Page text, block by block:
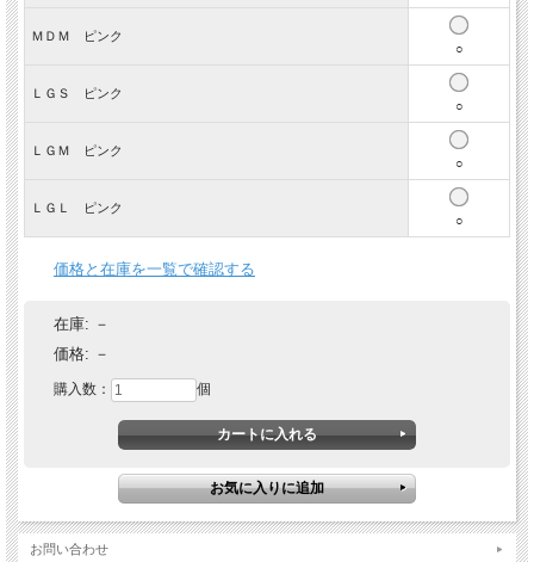
お手入れ方法はとっても簡単。乾きも速く、型崩れもしません。洗って干すと
撥水効果が復活！洗濯耐久性がとても高いので、たくさんお洗濯してね。
レインコートとレインウェアの違いについてはこちらをご覧ください。
シンプルなデザインが潔い
裾のLDWのネームがポイントのシンプルなデザイン。着心地・使いやすさを
重視した機能的なＴシャツです。
ネーム部分は樹脂（シリコン）でカバーされているので水をはじきます。
メッシュの上で水滴コロコロ～♪
メッシュ生地に超撥水加工を施した機能性の高い生地。撥水加工で生地に触
す。
ＭＤＭ ピンク
○
ＬＧＳ ピンク
○
ＬＧＭ ピンク
○
ＬＧＬ ピンク
○
価格と在庫を一覧で確認する
在庫: －
価格: －
購入数： 個
お問い合わせ